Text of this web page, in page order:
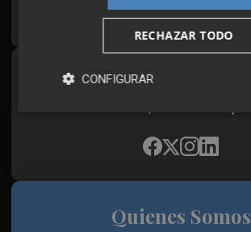
¡Quiero suscribirme!
Síguenos en redes
Quienes Somos
RECHAZAR TODO
CONFIGURAR